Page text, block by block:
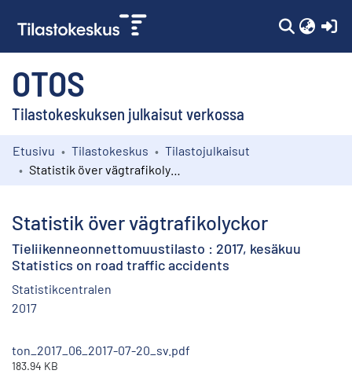
OTOS
Tilastokeskuksen julkaisut verkossa
Kokoelmat
Etusivu Tilastokeskus
Tilastojulkaisut
Statistik över vägtrafikolyckor
Tieliikenneonnettomuustilasto : 2017, kesäkuu
Statistics on road traffic accidents
Statistikcentralen
2017
ton_2017_06_2017-07-20_sv.pdf
183.94 KB